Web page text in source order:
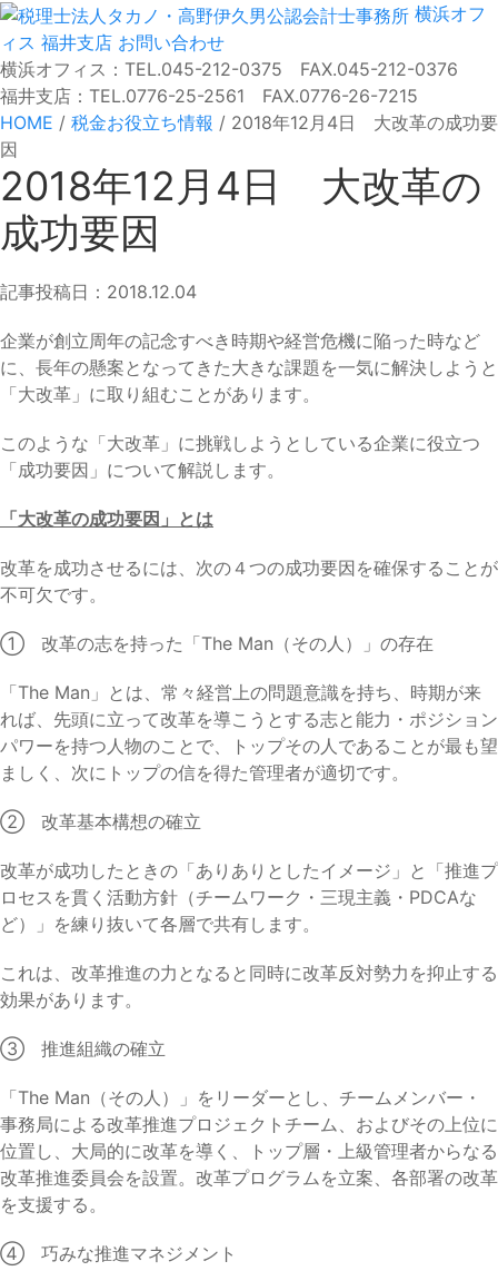
横浜オフ
ィス 福井支店 お問い合わせ
横浜オフィス：TEL.045-212-0375 FAX.045-212-0376
福井支店：TEL.0776-25-2561 FAX.0776-26-7215
HOME / 税金お役立ち情報 / 2018年12月4日 大改革の成功要
因
2018年12月4日 大改革の
成功要因
記事投稿日：2018.12.04
企業が創立周年の記念すべき時期や経営危機に陥った時など
に、長年の懸案となってきた大きな課題を一気に解決しようと
「大改革」に取り組むことがあります。
このような「大改革」に挑戦しようとしている企業に役立つ
「成功要因」について解説します。
「大改革の成功要因」とは
改革を成功させるには、次の４つの成功要因を確保することが
不可欠です。
① 改革の志を持った「The Man（その人）」の存在
「The Man」とは、常々経営上の問題意識を持ち、時期が来
れば、先頭に立って改革を導こうとする志と能力・ポジション
パワーを持つ人物のことで、トップその人であることが最も望
ましく、次にトップの信を得た管理者が適切です。
② 改革基本構想の確立
改革が成功したときの「ありありとしたイメージ」と「推進プ
ロセスを貫く活動方針（チームワーク・三現主義・PDCAな
ど）」を練り抜いて各層で共有します。
これは、改革推進の力となると同時に改革反対勢力を抑止する
効果があります。
③ 推進組織の確立
「The Man（その人）」をリーダーとし、チームメンバー・
事務局による改革推進プロジェクトチーム、およびその上位に
位置し、大局的に改革を導く、トップ層・上級管理者からなる
改革推進委員会を設置。改革プログラムを立案、各部署の改革
を支援する。
④ 巧みな推進マネジメント